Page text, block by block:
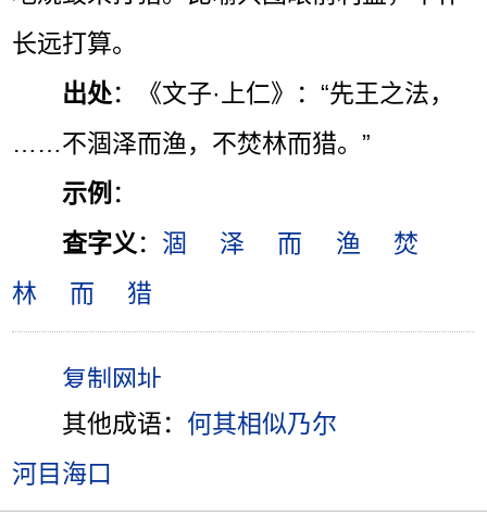
长远打算。
出处：《文子·上仁》：“先王之法，
……不涸泽而渔，不焚林而猎。”
示例 ：
查字义 ： 涸 泽 而 渔
焚
林
而 猎
其他成语： 何其相似乃尔
河目海口